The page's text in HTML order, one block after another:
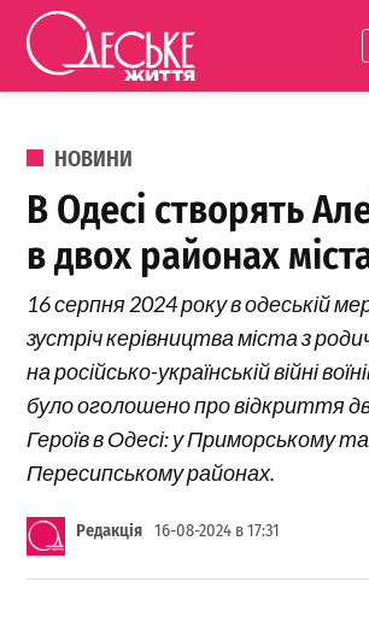
Перейти до вмісту
Життя
ОПУБЛІКОВАНО В
НОВИНИ
В Одесі створять
в двох районах
16 серпня 2024 року в одеській
зустріч керівництва міста з
на російсько-українській війні
було оголошено про відкриття
Героїв в Одесі: у Приморському та
Пересипському районах.
Редакція 16-08-2024 в 17:31